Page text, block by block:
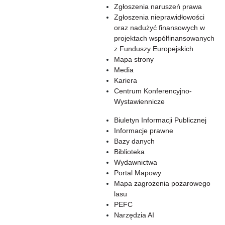
Zgłoszenia naruszeń prawa
Zgłoszenia nieprawidłowości
oraz nadużyć finansowych w
projektach współfinansowanych
z Funduszy Europejskich
Mapa strony
Media
Kariera
Centrum Konferencyjno-
Wystawiennicze
Biuletyn Informacji Publicznej
Informacje prawne
Bazy danych
Biblioteka
Wydawnictwa
Portal Mapowy
Mapa zagrożenia pożarowego
lasu
PEFC
Narzędzia AI